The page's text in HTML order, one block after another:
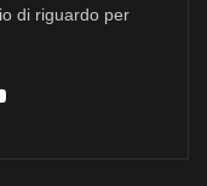
di riguardo per